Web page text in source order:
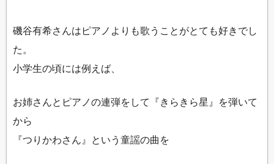
磯谷有希さんはピアノよりも歌うことがとても好きでし
た。
小学生の頃には例えば、
お姉さんとピアノの連弾をして『きらきら星』を弾いて
から
『つりかわさん』という童謡の曲を